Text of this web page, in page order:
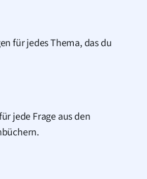
für jedes Thema, das du
jede Frage aus den